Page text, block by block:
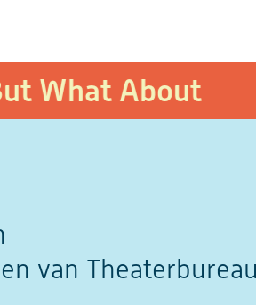
About Cat
van Theaterbureau